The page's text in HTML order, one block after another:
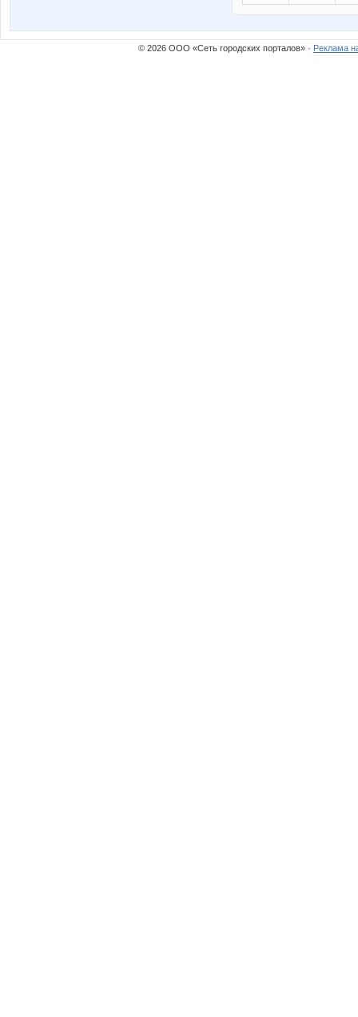
© 2026 ООО «Сеть городских порталов» · Реклама